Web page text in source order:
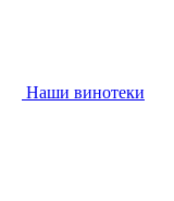
Наши винотеки